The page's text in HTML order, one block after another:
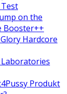
Test
on the
Booster++
Hardcore
Laboratories
Produkt